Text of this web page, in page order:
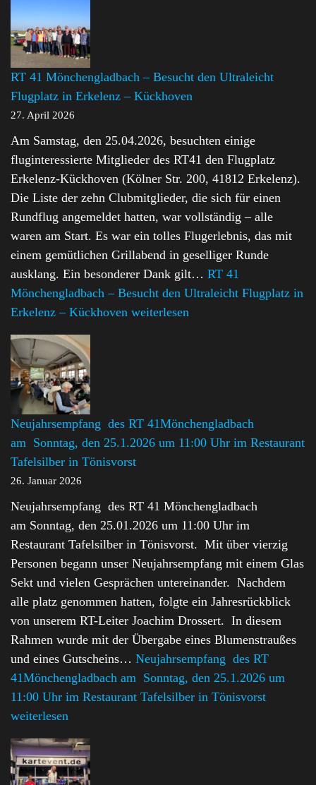
RT 41 Mönchengladbach – Besucht den Ultraleicht
Flugplatz in Erkelenz – Kückhoven
27. April 2026
Am Samstag, den 25.04.2026, besuchten einige
fluginteressierte Mitglieder des RT41 den Flugplatz
Erkelenz-Kückhoven (Kölner Str. 200, 41812 Erkelenz).
Die Liste der zehn Clubmitglieder, die sich für einen
Rundflug angemeldet hatten, war vollständig – alle
waren am Start. Es war ein tolles Flugerlebnis, das mit
einem gemütlichen Grillabend in geselliger Runde
ausklang. Ein besonderer Dank gilt… RT 41
Mönchengladbach – Besucht den Ultraleicht Flugplatz in
Erkelenz – Kückhoven weiterlesen
Neujahrsempfang des RT 41Mönchengladbach
am Sonntag, den 25.1.2026 um 11:00 Uhr im Restaurant
Tafelsilber in Tönisvorst
26. Januar 2026
Neujahrsempfang des RT 41 Mönchengladbach
am Sonntag, den 25.01.2026 um 11:00 Uhr im
Restaurant Tafelsilber in Tönisvorst. Mit über vierzig
Personen begann unser Neujahrsempfang mit einem Glas
Sekt und vielen Gesprächen untereinander. Nachdem
alle platz genommen hatten, folgte ein Jahresrückblick
von unserem RT-Leiter Joachim Drossert. In diesem
Rahmen wurde mit der Übergabe eines Blumenstraußes
und eines Gutscheins… Neujahrsempfang des RT
41Mönchengladbach am Sonntag, den 25.1.2026 um
11:00 Uhr im Restaurant Tafelsilber in Tönisvorst
weiterlesen